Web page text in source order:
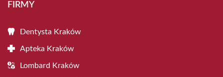
FIRMY
Dentysta Kraków
Apteka Kraków
Lombard Kraków